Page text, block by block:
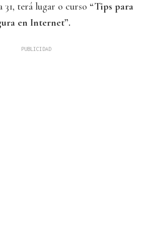
terá lugar o curso “Tips para
en Internet”.